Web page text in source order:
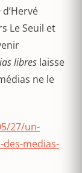
d’Hervé
Le Seuil et
libres laisse
ne le
27/un-
medias-